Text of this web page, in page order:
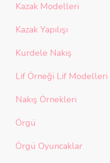
Kazak Modelleri
Kazak Yapılışı
Kurdele Nakış
Lif Örneği Lif Modelleri
Nakış Örnekleri
Örgü
Örgü Oyuncaklar